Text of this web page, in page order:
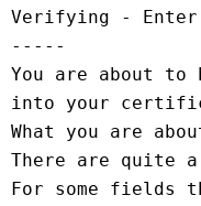
Verifying - Enter
-----
You are about
into your
What you are
There are quite
For some fields